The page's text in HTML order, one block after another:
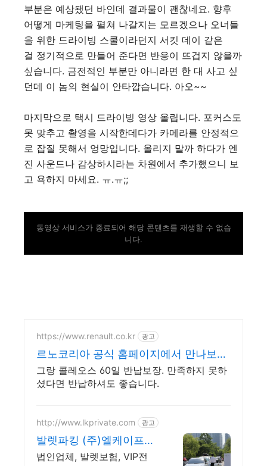
부분은 예상됐던 바인데 결과물이 괜찮네요. 향후
어떻게 마케팅을 펼쳐 나갈지는 모르겠으나 오너들
을 위한 드라이빙 스쿨이라던지 서킷 데이 같은
걸 정기적으로 만들어 준다면 반응이 뜨겁지 않을까
싶습니다. 금전적인 부분만 아니라면 한 대 사고 싶
던데 이 놈의 현실이 안타깝습니다. 아오~~
마지막으로 택시 드라이빙 영상 올립니다. 포커스도
못 맞추고 촬영을 시작한데다가 카메라를 안정적으
로 잡질 못해서 엉망입니다. 올리지 말까 하다가 엔
진 사운드나 감상하시라는 차원에서 추가했으니 보
고 욕하지 마세요. ㅠ.ㅠ;;
동영상 서비스가 종료되어 해당 콘텐츠를 재생할 수 없습
니다.
https://www.renault.co.kr 광고
르노코리아 공식 홈페이지에서 만나보세
요
그랑 콜레오스 60일 반납보장. 만족하지 못하
셨다면 반납하셔도 좋습니다.
http://www.lkprivate.com 광고
발렛파킹 (주)엘케이프라
이빗 카카오톡 상담 환영
법인업체, 발렛보험, VIP전